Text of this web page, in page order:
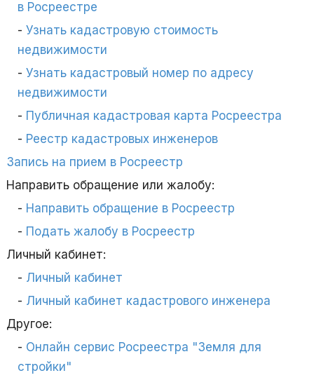
в Росреестре
Узнать кадастровую стоимость
недвижимости
Узнать кадастровый номер по адресу
недвижимости
Публичная кадастровая карта Росреестра
Реестр кадастровых инженеров
Запись на прием в Росреестр
Направить обращение или жалобу:
Направить обращение в Росреестр
Подать жалобу в Росреестр
Личный кабинет:
Личный кабинет
Личный кабинет кадастрового инженера
Другое:
Онлайн сервис Росреестра "Земля для
стройки"